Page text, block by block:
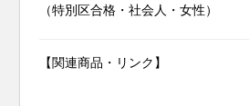
（特別区合格・社会人・女性）
【関連商品・リンク】